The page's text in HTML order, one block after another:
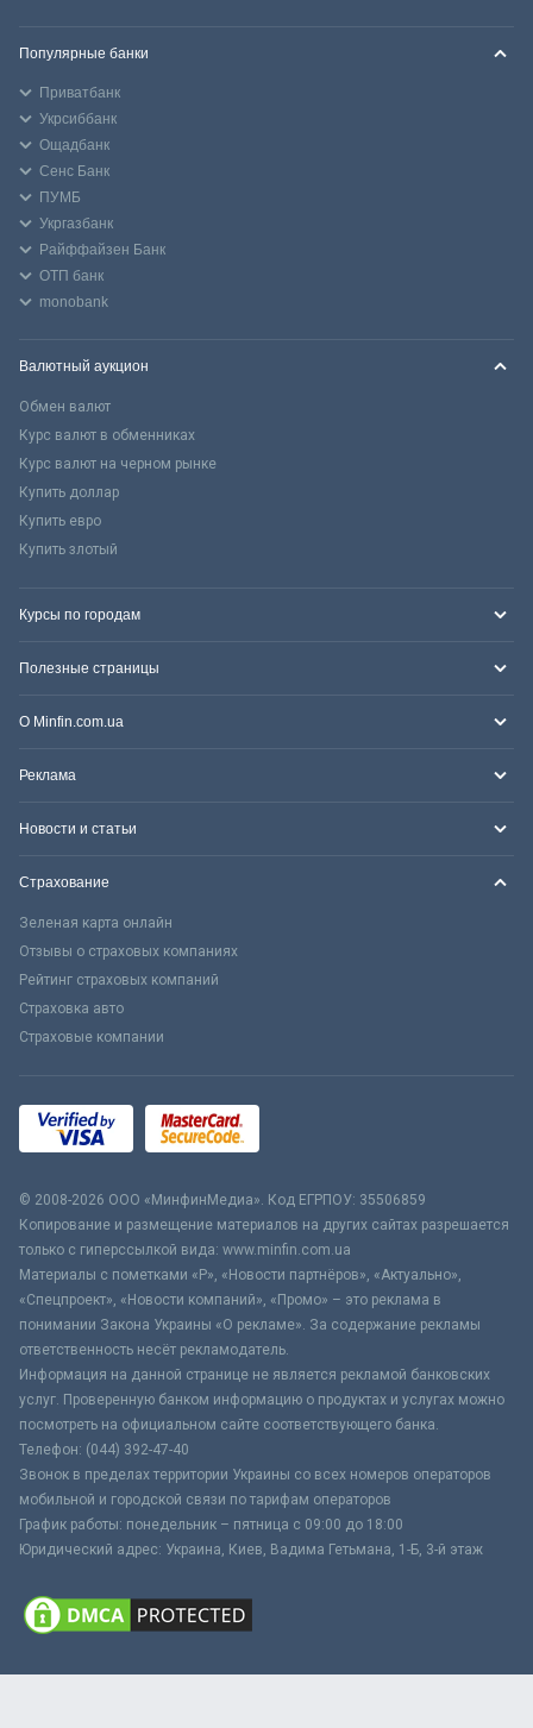
Популярные банки
Приватбанк
Укрсиббанк
Ощадбанк
Сенс Банк
ПУМБ
Укргазбанк
Райффайзен Банк
ОТП банк
monobank
Валютный аукцион
Обмен валют
Курс валют в обменниках
Курс валют на черном рынке
Купить доллар
Купить евро
Купить злотый
Курсы по городам
Полезные страницы
О Minfin.com.ua
Реклама
Новости и статьи
Страхование
Зеленая карта онлайн
Отзывы о страховых компаниях
Рейтинг страховых компаний
Страховка авто
Страховые компании
© 2008-2026 ООО «МинфинМедиа». Код ЕГРПОУ: 35506859
Копирование и размещение материалов на других сайтах разрешается
только с гиперссылкой вида: www.minfin.com.ua
Материалы с пометками «Р», «Новости партнёров», «Актуально»,
«Спецпроект», «Новости компаний», «Промо» – это реклама в
понимании Закона Украины «О рекламе». За содержание рекламы
ответственность несёт рекламодатель.
Информация на данной странице не является рекламой банковских
услуг. Проверенную банком информацию о продуктах и услугах можно
посмотреть на официальном сайте соответствующего банка.
Телефон: (044) 392-47-40
Звонок в пределах территории Украины со всех номеров операторов
мобильной и городской связи по тарифам операторов
График работы: понедельник – пятница с 09:00 до 18:00
Юридический адрес: Украина, Киев, Вадима Гетьмана, 1-Б, 3-й этаж